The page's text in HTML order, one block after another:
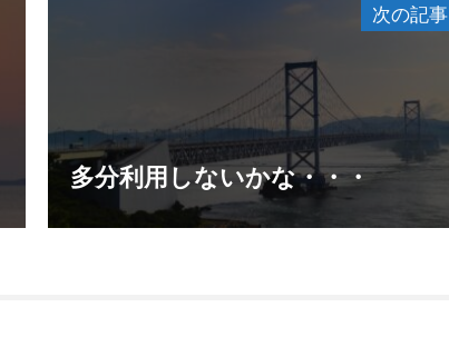
次の記事
多分利用しないかな・・・